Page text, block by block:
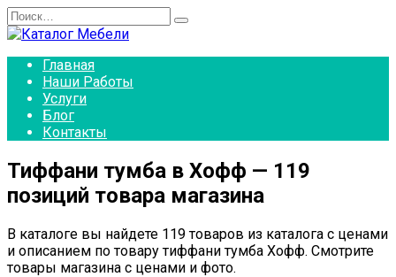
Перейти
к
Search
for:
Главная
Наши Работы
Услуги
Блог
Контакты
Тиффани тумба в Хофф — 119
позиций товара магазина
В каталоге вы найдете 119 товаров из каталога с ценами
и описанием по товару тиффани тумба Хофф. Смотрите
товары магазина с ценами и фото.